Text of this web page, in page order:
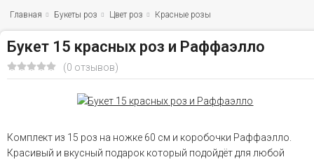
Главная Букеты роз Цвет роз Красные розы
Букет 15 красных роз и Раффаэлло
(0 отзывов)
Комплект из 15 роз на ножке 60 см и коробочки Раффаэлло.
Красивый и вкусный подарок который подойдёт для любой